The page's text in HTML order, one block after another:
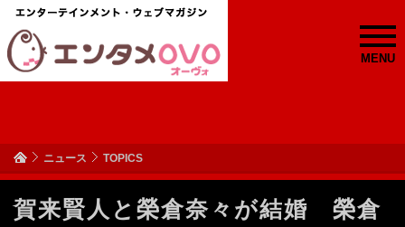
MENU
ニュース TOPICS
賀来賢人と榮倉奈々が結婚 榮倉